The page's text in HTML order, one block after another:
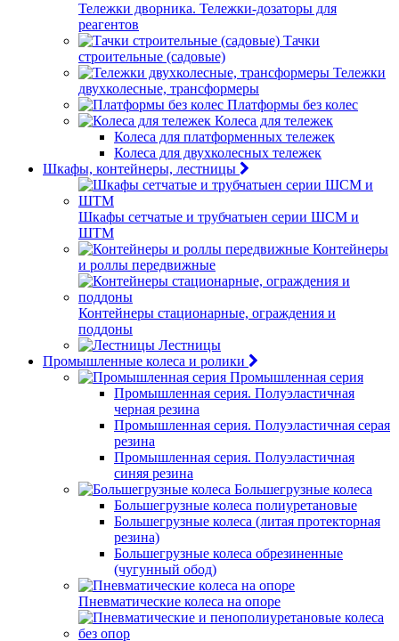
Тележки дворника. Тележки-дозаторы для
реагентов
Тачки
строительные (садовые)
Тележки
двухколесные, трансформеры
Платформы без колес
Колеса для тележек
Колеса для платформенных тележек
Колеса для двухколесных тележек
Шкафы, контейнеры, лестницы
Шкафы сетчатые и трубчатыен серии ШСМ и
ШТМ
Контейнеры
и роллы передвижные
Контейнеры стационарные, ограждения и
поддоны
Лестницы
Промышленные колеса и ролики
Промышленная серия
Промышленная серия. Полуэластичная
черная резина
Промышленная серия. Полуэластичная серая
резина
Промышленная серия. Полуэластичная
синяя резина
Большегрузные колеса
Большегрузные колеса полиуретановые
Большегрузные колеса (литая протекторная
резина)
Большегрузные колеса обрезиненные
(чугунный обод)
Пневматические колеса на опоре